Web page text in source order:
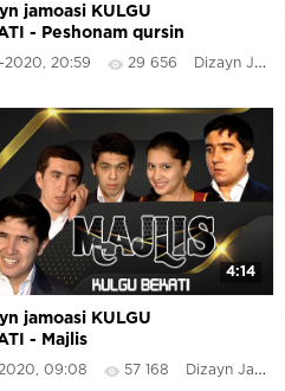
jamoasi KULGU
- Peshonam qursin
2020, 20:59 29 656 Dizayn Jamoasi
4:14
jamoasi KULGU
- Majlis
09:08 57 168 Dizayn Jamoasi